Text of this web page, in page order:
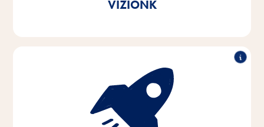
VÍZIÓNK
A háziállatok és gazdáik igényei iránti szenvedéllyel
és empátiával fejlesztünk, gyártunk és forgalmazunk
innovatív, kiváló minőségű és az állatok igényeinek